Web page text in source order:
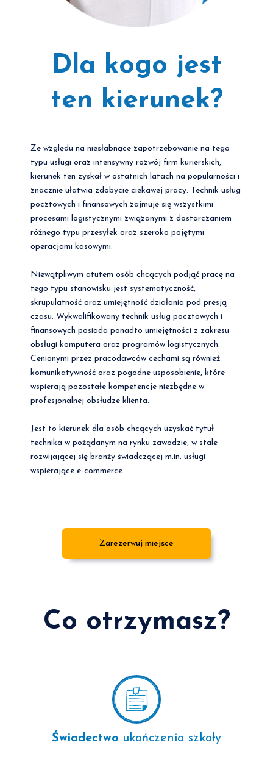
Dla kogo jest
ten kierunek?
Ze względu na niesłabnące zapotrzebowanie na tego
typu usługi oraz intensywny rozwój firm kurierskich,
kierunek ten zyskał w ostatnich latach na popularności i
znacznie ułatwia zdobycie ciekawej pracy. Technik usług
pocztowych i finansowych zajmuje się wszystkimi
procesami logistycznymi związanymi z dostarczaniem
różnego typu przesyłek oraz szeroko pojętymi
operacjami kasowymi.
Niewątpliwym atutem osób chcących podjąć pracę na
tego typu stanowisku jest systematyczność,
skrupulatność oraz umiejętność działania pod presją
czasu. Wykwalifikowany technik usług pocztowych i
finansowych posiada ponadto umiejętności z zakresu
obsługi komputera oraz programów logistycznych.
Cenionymi przez pracodawców cechami są również
komunikatywność oraz pogodne usposobienie, które
wspierają pozostałe kompetencje niezbędne w
profesjonalnej obsłudze klienta.
Jest to kierunek dla osób chcących uzyskać tytuł
technika w pożądanym na rynku zawodzie, w stale
rozwijającej się branży świadczącej m.in. usługi
wspierające e-commerce.
Zarezerwuj miejsce
Co otrzymasz?
Świadectwo ukończenia szkoły